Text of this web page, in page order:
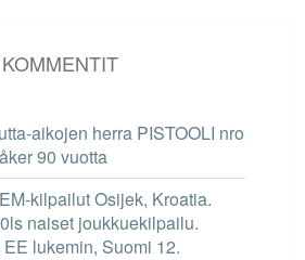
aikojen herra PISTOOLI nro
90 vuotta
EM-kilpailut Osijek, Kroatia.
naiset joukkuekilpailu.
lukemin, Suomi 12.